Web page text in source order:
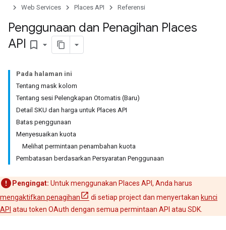
Web Services
Places API Referensi
Penggunaan dan Penagihan Places
API bookmark_border
Pada halaman ini
Tentang mask kolom
Tentang sesi Pelengkapan Otomatis (Baru)
Detail SKU dan harga untuk Places API
Batas penggunaan
Menyesuaikan kuota
Melihat permintaan penambahan kuota
Pembatasan berdasarkan Persyaratan Penggunaan
Pengingat: Untuk menggunakan Places API, Anda harus
mengaktifkan penagihan
di setiap project dan menyertakan kunci
API atau token OAuth dengan semua permintaan API atau SDK.